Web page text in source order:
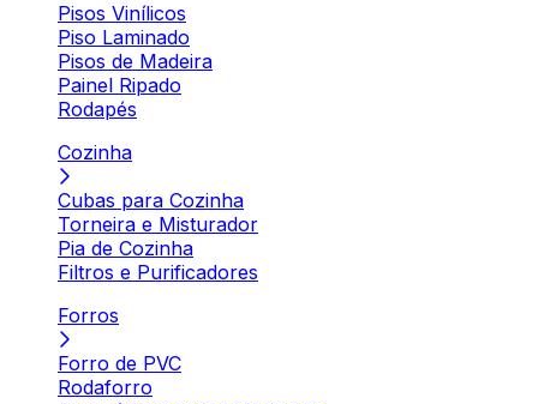
Pisos Vinílicos
Piso Laminado
Pisos de Madeira
Painel Ripado
Rodapés
Cozinha
Cubas para Cozinha
Torneira e Misturador
Pia de Cozinha
Filtros e Purificadores
Forros
Forro de PVC
Rodaforro